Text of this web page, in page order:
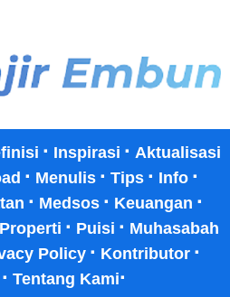
· Inspirasi · Aktualisasi
· Menulis · Tips · Info ·
· Medsos · Keuangan ·
Properti · Puisi · Muhasabah
Policy · Kontributor ·
· Tentang Kami·